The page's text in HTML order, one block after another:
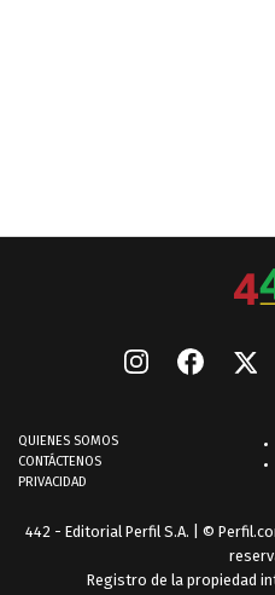
QUIENES SOMOS
CONTÁCTENOS
PRIVACIDAD
442 - Editorial Perfil S.A. | ©
Registro de la propiedad